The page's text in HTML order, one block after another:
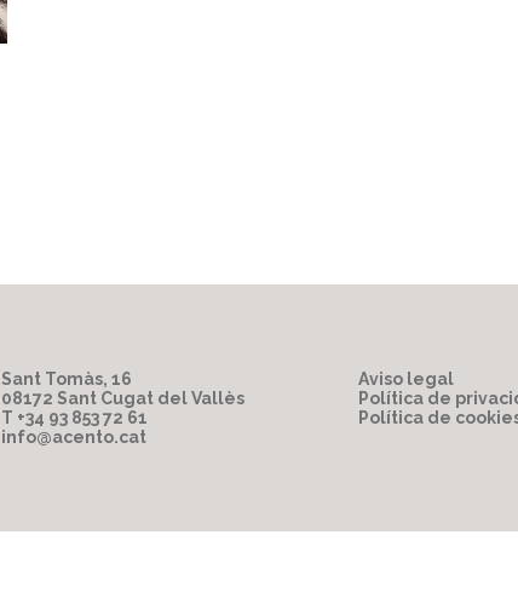
Sant Tomàs, 16
08172 Sant Cugat del Vallès
T +34 93 853 72 61
info@acento.cat
Aviso legal
Política de
Política de